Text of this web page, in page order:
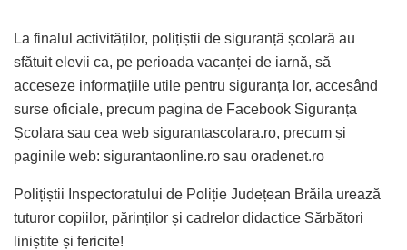
La finalul activităților, polițiștii de siguranță școlară au
sfătuit elevii ca, pe perioada vacanței de iarnă, să
acceseze informațiile utile pentru siguranța lor, accesând
surse oficiale, precum pagina de Facebook Siguranța
Școlara sau cea web sigurantascolara.ro, precum și
paginile web: sigurantaonline.ro sau oradenet.ro
Polițiștii Inspectoratului de Poliție Județean Brăila urează
tuturor copiilor, părinților și cadrelor didactice Sărbători
liniștite și fericite!